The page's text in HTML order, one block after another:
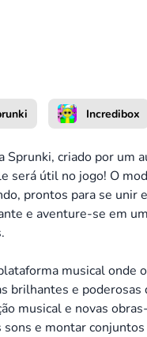
Incredibox
Sprunki, criado por um
será útil no jogo! O
prontos para se unir
e aventure-se em
musical onde
brilhantes e
musical e novas
sons e montar